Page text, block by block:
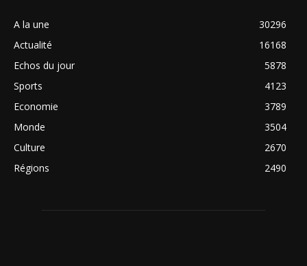
A la une
30296
Actualité
16168
Echos du jour
5878
Sports
4123
Economie
3789
Monde
3504
Culture
2670
Régions
2490